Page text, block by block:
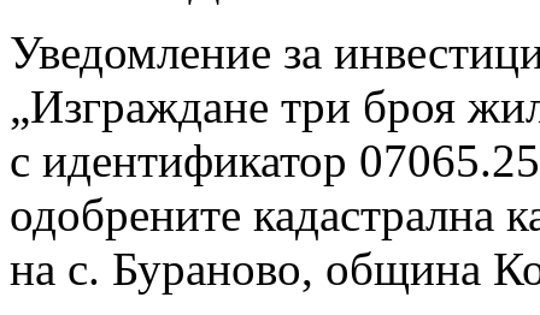
Уведомление за
„Изграждане три броя
с идентификатор
одобрените кадастрална
на с. Бураново, община